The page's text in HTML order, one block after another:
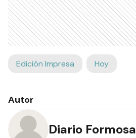
Edición Impresa Hoy
Autor
Diario Formosa